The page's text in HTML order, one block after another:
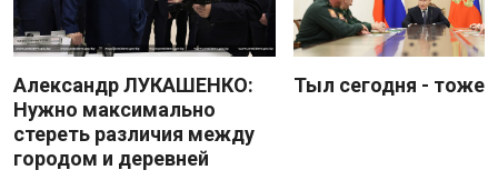
Александр ЛУКАШЕНКО:
Нужно максимально
стереть различия между
городом и деревней
Тыл сегодня - тоже